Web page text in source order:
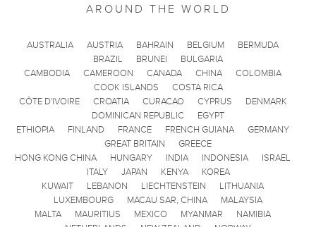
AROUND THE WORLD
AUSTRALIA AUSTRIA BAHRAIN BELGIUM
BERMUDA
BRAZIL
BRUNEI
BULGARIA
CAMBODIA
CAMEROON CANADA CHINA
COLOMBIA
COOK ISLANDS
COSTA RICA
CÔTE D'IVOIRE
CROATIA CURACAO CYPRUS
DENMARK
DOMINICAN REPUBLIC
EGYPT
ETHIOPIA
FINLAND FRANCE FRENCH GUIANA
GERMANY
GREAT BRITAIN
GREECE
HONG KONG CHINA
HUNGARY INDIA INDONESIA
ISRAEL
ITALY
JAPAN KENYA
KOREA
KUWAIT
LEBANON LIECHTENSTEIN
LITHUANIA
LUXEMBOURG
MACAU SAR, CHINA
MALAYSIA
MALTA
MAURITIUS MEXICO MYANMAR
NAMIBIA